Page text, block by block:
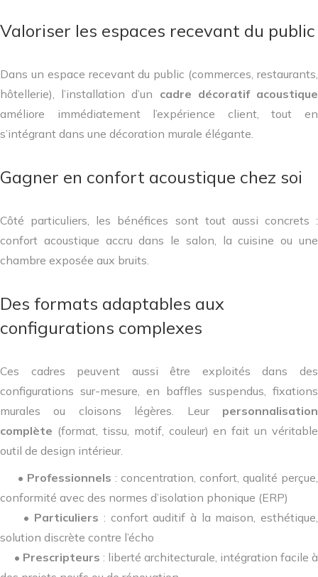
Valoriser les espaces recevant du public
Dans un espace recevant du public (commerces, restaurants,
hôtellerie), l’installation d’un cadre décoratif acoustique
améliore immédiatement l’expérience client, tout en
s’intégrant dans une décoration murale élégante.
Gagner en confort acoustique chez soi
Côté particuliers, les bénéfices sont tout aussi concrets :
confort acoustique accru dans le salon, la cuisine ou une
chambre exposée aux bruits.
Des formats adaptables aux
configurations complexes
Ces cadres peuvent aussi être exploités dans des
configurations sur-mesure, en baffles suspendus, fixations
murales ou cloisons légères. Leur personnalisation
complète (format, tissu, motif, couleur) en fait un véritable
outil de design intérieur.
• Professionnels : concentration, confort, qualité perçue,
conformité avec des normes d’isolation phonique (ERP)
• Particuliers : confort auditif à la maison, esthétique,
solution discrète contre l’écho
• Prescripteurs : liberté architecturale, intégration facile à